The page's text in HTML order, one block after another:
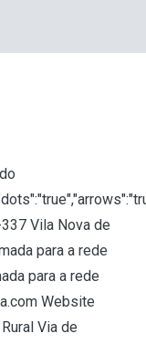
Vila Nova de
para a rede
para a rede
Website
Via de